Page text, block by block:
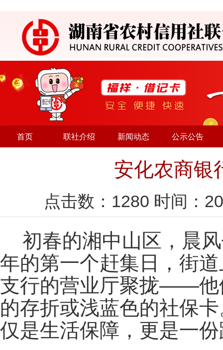
首页 联社介绍 新闻动态 公示公告
安化农商银
点击数： 1280 时间：
初春的湘中山区，晨
年的第一个赶集日，街
支行的营业厅聚拢——他
的存折或浅蓝色的社保
仅是生活保障，更是一